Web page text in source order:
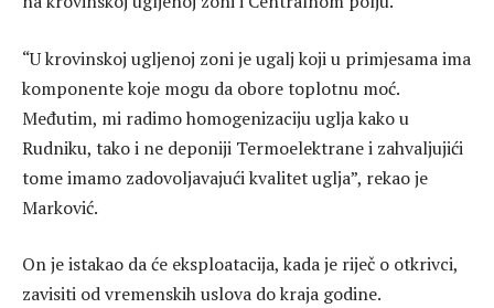
“U krovinskoj ugljenoj zoni je ugalj koji u primjesama ima
komponente koje mogu da obore toplotnu moć.
Međutim, mi radimo homogenizaciju uglja kako u
Rudniku, tako i ne deponiji Termoelektrane i zahvaljujići
tome imamo zadovoljavajući kvalitet uglja”, rekao je
Marković.
On je istakao da će eksploatacija, kada je riječ o otkrivci,
zavisiti od vremenskih uslova do kraja godine.